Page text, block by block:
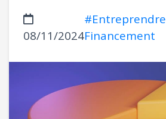
08/11/2024
#Entreprendre
Financement